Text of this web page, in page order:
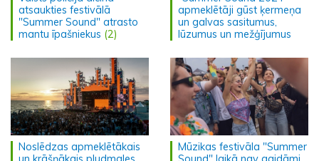
atsaukties festivālā
"Summer Sound" atrasto
mantu īpašniekus (2)
apmeklētāji gūst ķermeņa
un galvas sasitumus,
lūzumus un mežģījumus
Noslēdzas apmeklētākais
Mūzikas festivāla "Summer